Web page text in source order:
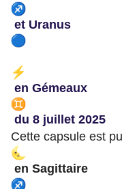
et Uranus
en Gémeaux
du 8 juillet 2025
Cette capsule est
en Sagittaire